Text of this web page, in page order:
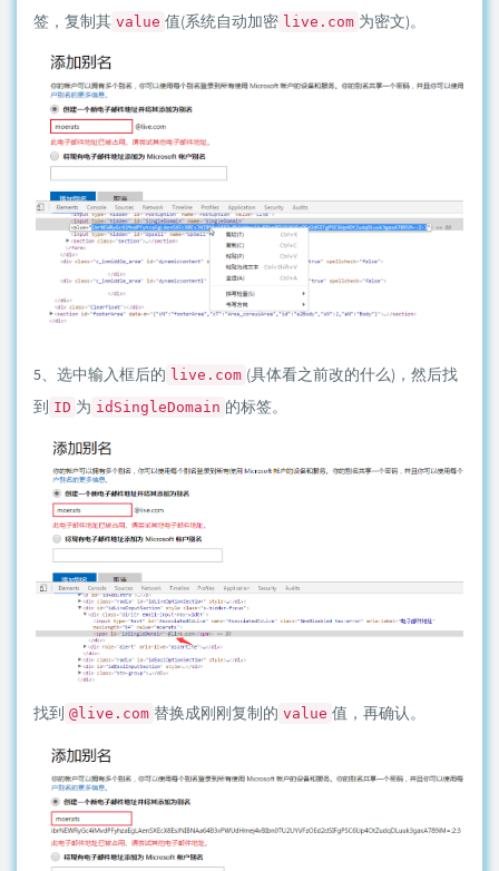
签，复制其 value 值(系统自动加密 live.com 为密文)。
5、选中输入框后的 live.com (具体看之前改的什么)，然后找
到 ID 为 idSingleDomain 的标签。
找到 @live.com 替换成刚刚复制的 value 值，再确认。